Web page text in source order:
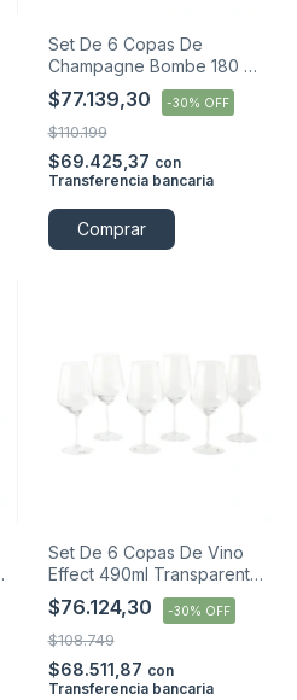
Set De 6 Copas De
Champagne Bombe 180 Ml
Blackly
$77.139,30 -30% OFF
$110.199
$69.425,37 con
Transferencia bancaria
Comprar
Set De 6 Copas De Vino
Effect 490ml Transparente
Blackly
$76.124,30 -30% OFF
$108.749
$68.511,87 con
Transferencia bancaria